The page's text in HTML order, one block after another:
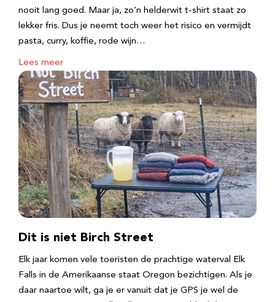
nooit lang goed. Maar ja, zo’n helderwit t-shirt staat zo
lekker fris. Dus je neemt toch weer het risico en vermijdt
pasta, curry, koffie, rode wijn…
Lees meer
Dit is niet Birch Street
Elk jaar komen vele toeristen de prachtige waterval Elk
Falls in de Amerikaanse staat Oregon bezichtigen. Als je
daar naartoe wilt, ga je er vanuit dat je GPS je wel de